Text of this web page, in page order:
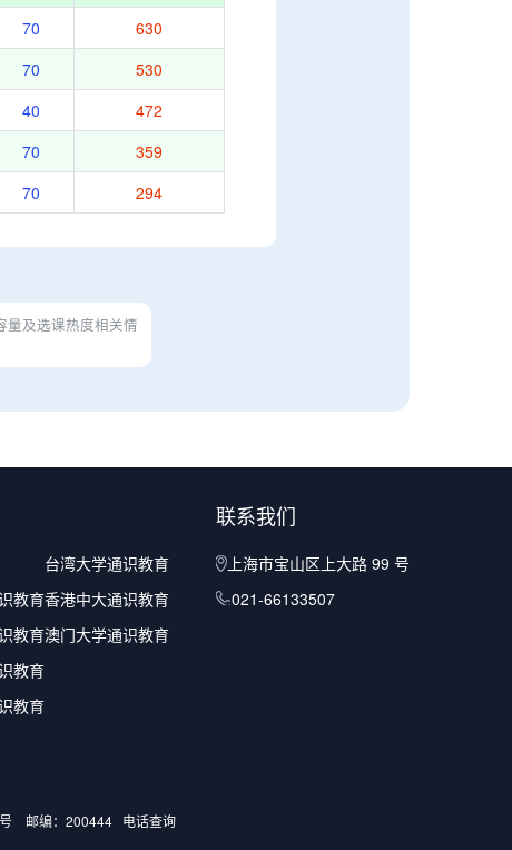
70
630
70
530
40
472
70
359
70 294
量及选课热度相关情
教育
教育
教育
教育
台湾大学通识教育
香港中大通识教育
澳门大学通识教育
联系我们
上海市宝山区上大路 99 号
021-66133507
号 邮编：200444 电话查询